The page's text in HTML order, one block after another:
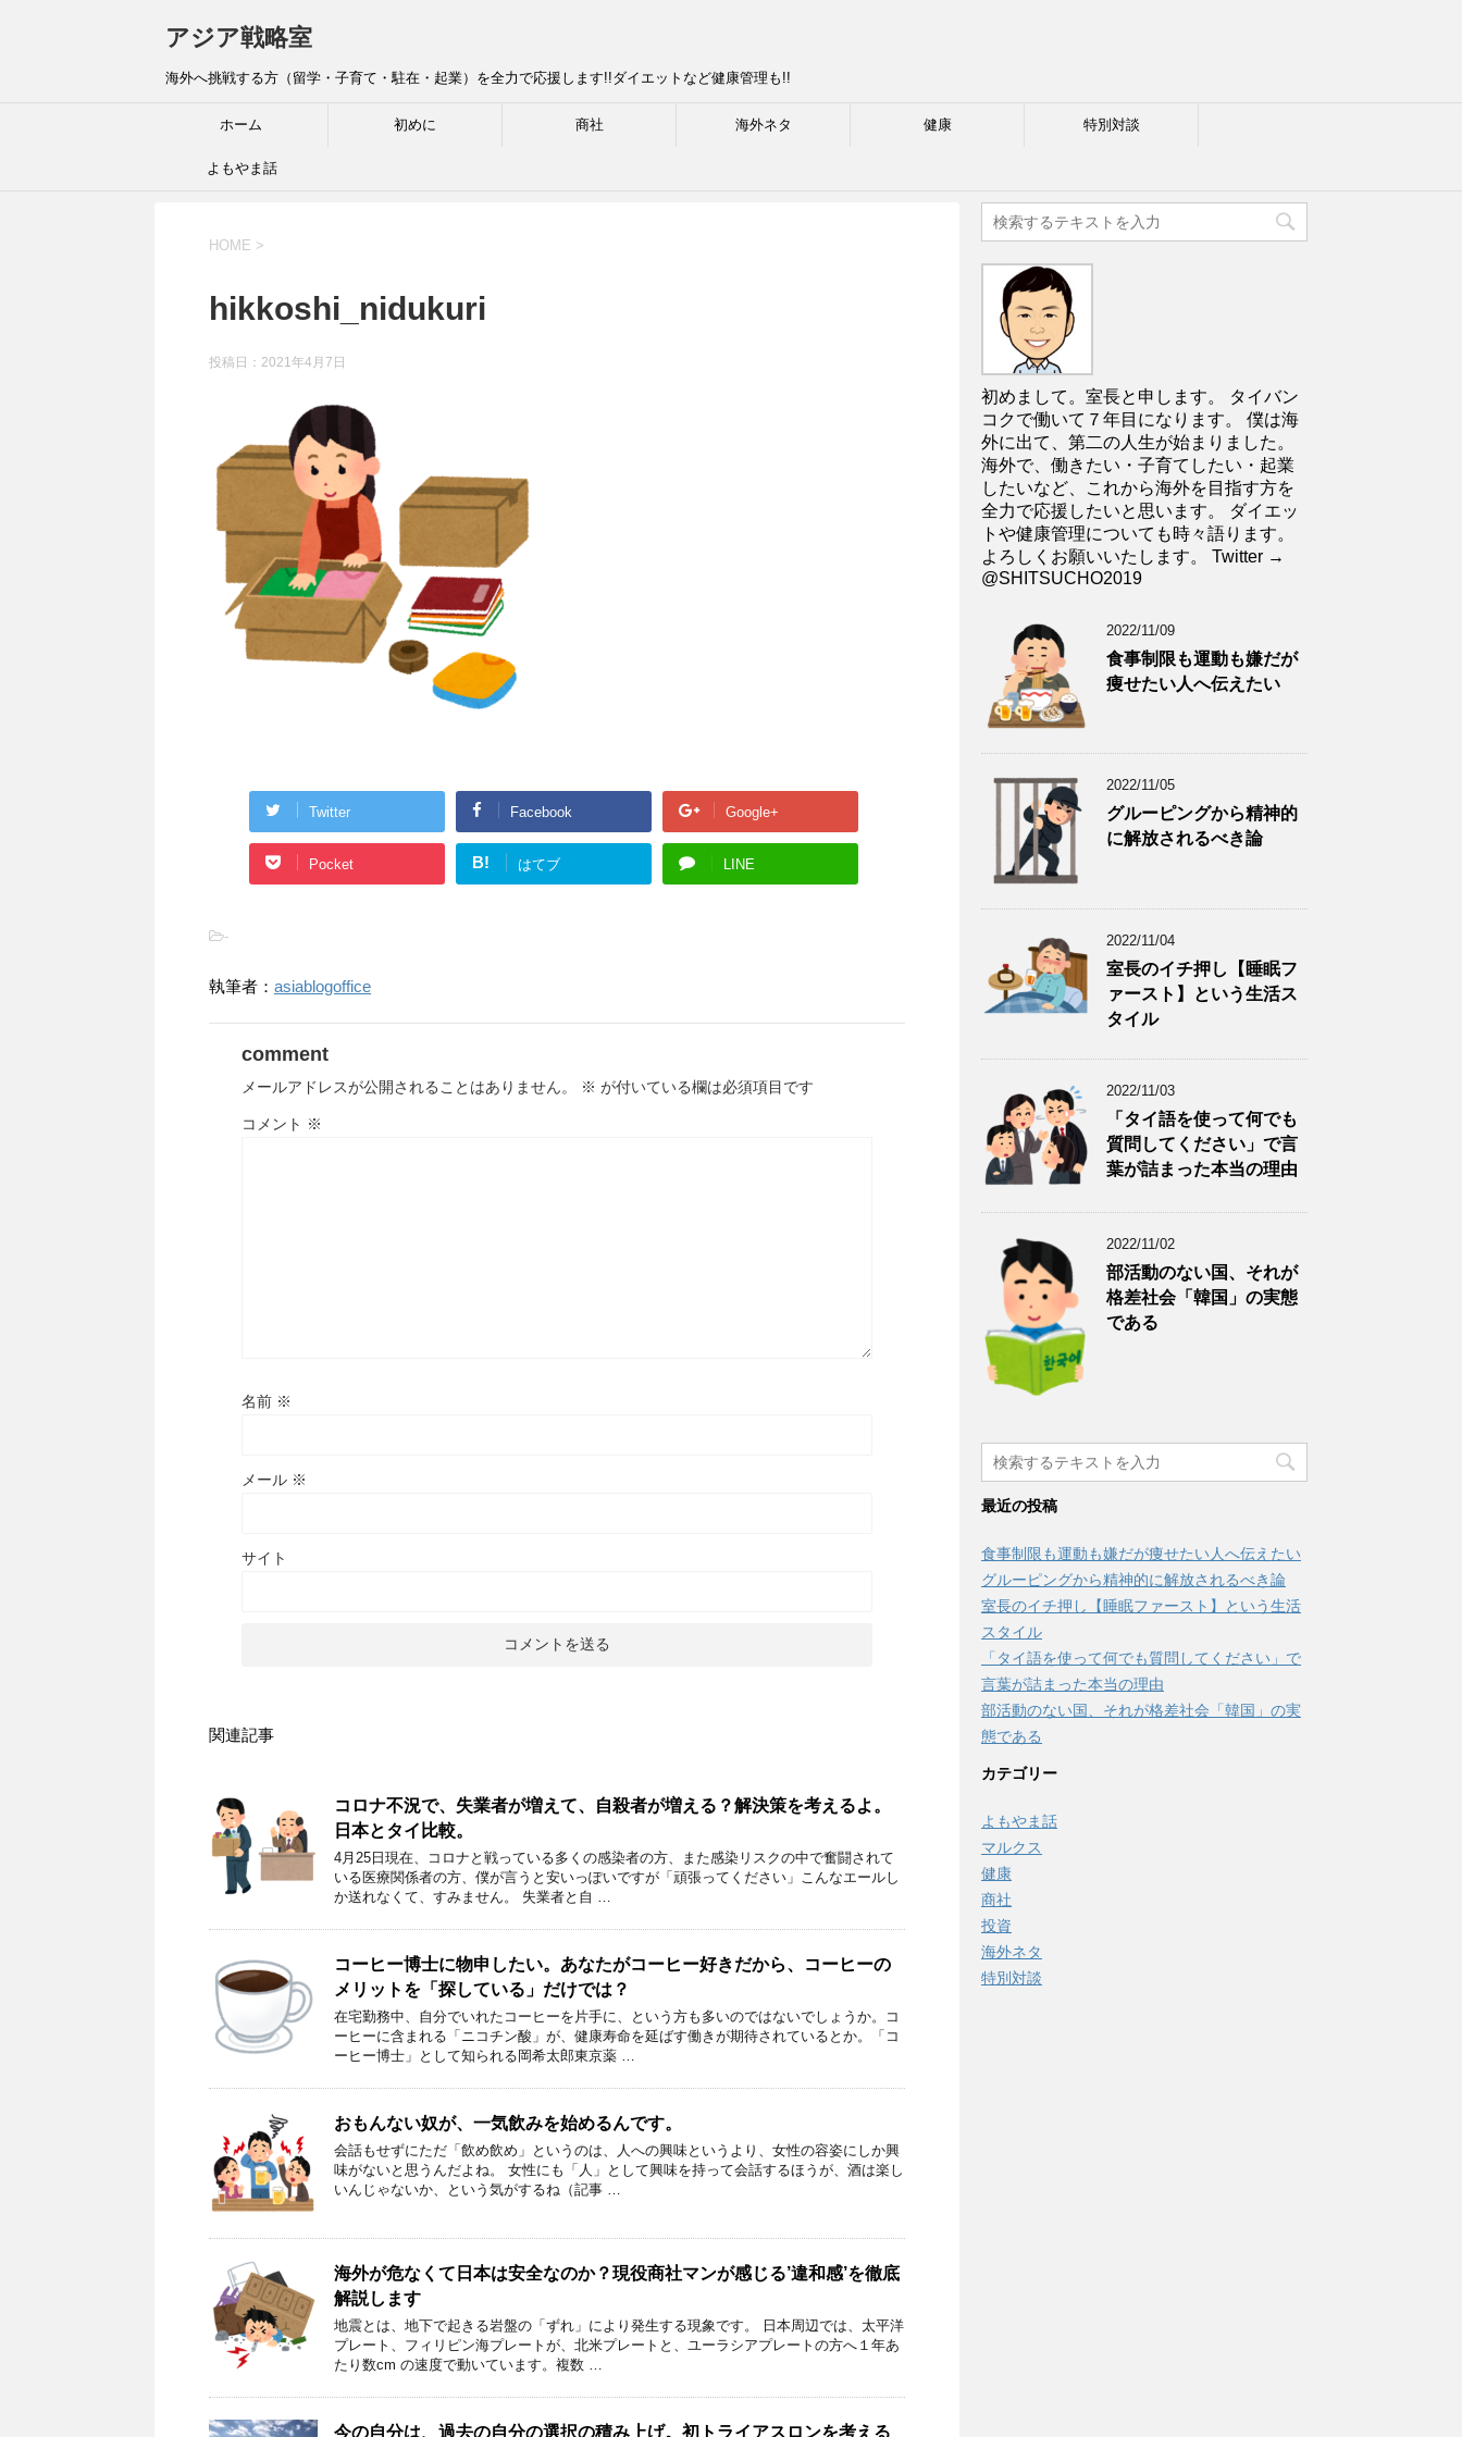
アジア戦略室
海外へ挑戦する方（留学・子育て・駐在・起業）を全力で応援します!!ダイエットなど健康管理も!!
ホーム 初めに 商社 海外ネタ 健康 特別対談
よもやま話
HOME >
hikkoshi_nidukuri
投稿日： 2021年4月7日
Twitter Facebook Google+
Pocket B! はてブ LINE
-
執筆者： asiablogoffice
comment
メールアドレスが公開されることはありません。 ※ が付いている欄は必須項目です
コメント ※
名前 ※
メール ※
サイト
関連記事
コロナ不況で、失業者が増えて、自殺者が増える？解決策を考えるよ。
日本とタイ比較。
4月25日現在、コロナと戦っている多くの感染者の方、また感染リスクの中で奮闘されて
いる医療関係者の方、僕が言うと安いっぽいですが「頑張ってください」こんなエールし
か送れなくて、すみません。 失業者と自 …
コーヒー博士に物申したい。あなたがコーヒー好きだから、コーヒーの
メリットを「探している」だけでは？
在宅勤務中、自分でいれたコーヒーを片手に、という方も多いのではないでしょうか。コ
ーヒーに含まれる「ニコチン酸」が、健康寿命を延ばす働きが期待されているとか。「コ
ーヒー博士」として知られる岡希太郎東京薬 …
おもんない奴が、一気飲みを始めるんです。
会話もせずにただ「飲め飲め」というのは、人への興味というより、女性の容姿にしか興
味がないと思うんだよね。 女性にも「人」として興味を持って会話するほうが、酒は楽し
いんじゃないか、という気がするね（記事 …
海外が危なくて日本は安全なのか？現役商社マンが感じる’違和感’を徹底
解説します
地震とは、地下で起きる岩盤の「ずれ」により発生する現象です。 日本周辺では、太平洋
プレート、フィリピン海プレートが、北米プレートと、ユーラシアプレートの方へ１年あ
たり数cm の速度で動いています。複数 …
今の自分は、過去の自分の選択の積み上げ。初トライアスロンを考える
初めまして。室長と申します。 タイバン
コクで働いて７年目になります。 僕は海
外に出て、第二の人生が始まりました。
海外で、働きたい・子育てしたい・起業
したいなど、これから海外を目指す方を
全力で応援したいと思います。 ダイエッ
トや健康管理についても時々語ります。
よろしくお願いいたします。 Twitter →
@SHITSUCHO2019
2022/11/09
食事制限も運動も嫌だが
痩せたい人へ伝えたい
2022/11/05
グルーピングから精神的
に解放されるべき論
2022/11/04
室長のイチ押し【睡眠フ
ァースト】という生活ス
タイル
2022/11/03
「タイ語を使って何でも
質問してください」で言
葉が詰まった本当の理由
2022/11/02
部活動のない国、それが
格差社会「韓国」の実態
である
最近の投稿
食事制限も運動も嫌だが痩せたい人へ伝えたい
グルーピングから精神的に解放されるべき論
室長のイチ押し【睡眠ファースト】という生活
スタイル
「タイ語を使って何でも質問してください」で
言葉が詰まった本当の理由
部活動のない国、それが格差社会「韓国」の実
態である
カテゴリー
よもやま話
マルクス
健康
商社
投資
海外ネタ
特別対談